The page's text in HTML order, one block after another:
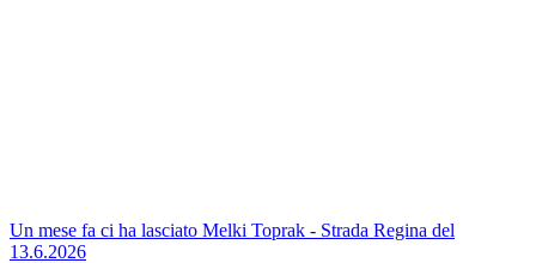
Un mese fa ci ha lasciato Melki Toprak - Strada Regina del
13.6.2026